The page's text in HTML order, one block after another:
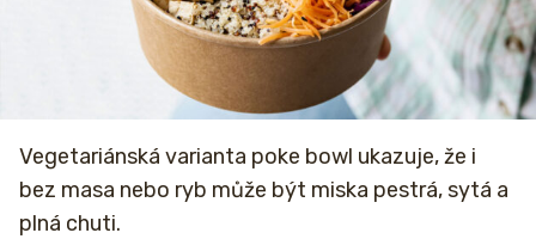
Vegetariánská varianta poke bowl ukazuje, že i
bez masa nebo ryb může být miska pestrá, sytá a
plná chuti.